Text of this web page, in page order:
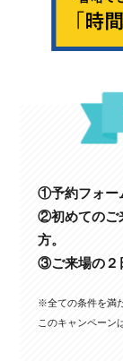
①予約フォー
②初めてのご
方。
③ご来場の２
※全ての条件を満
このキャンペーン